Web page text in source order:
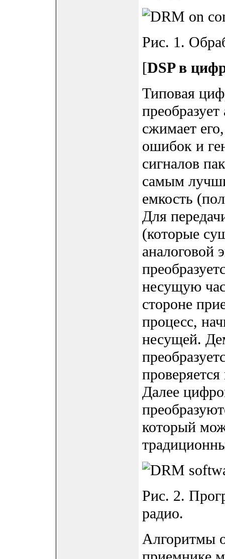
Рис. 1.
[DSP в
Типовая
сжимает
ошибок и
сигналов
самым
емкость
Для
(которые
аналоговой
несущую
стороне
процесс,
несущей.
Далее
который
Рис. 2.
радио.
Алгоритмы